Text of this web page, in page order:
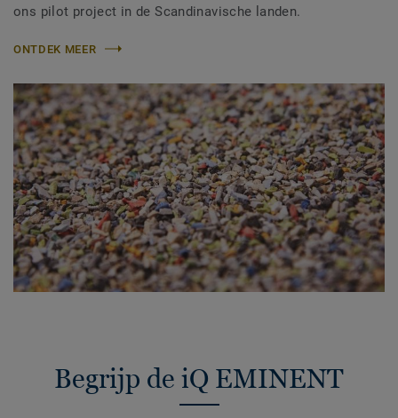
ons pilot project in de Scandinavische landen.
ONTDEK MEER
Begrijp de iQ EMINENT